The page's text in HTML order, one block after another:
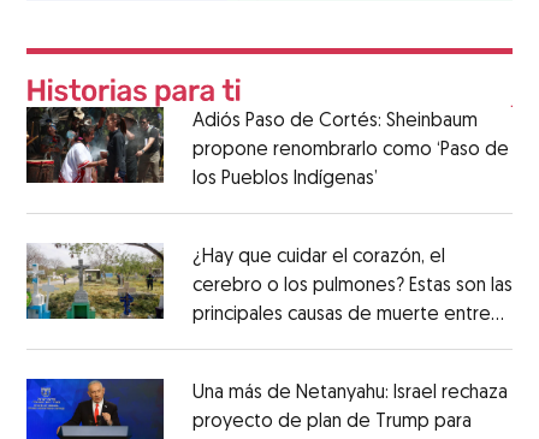
Adiós Paso de Cortés: Sheinbaum
propone renombrarlo como ‘Paso de
los Pueblos Indígenas’
¿Hay que cuidar el corazón, el
cerebro o los pulmones? Estas son las
principales causas de muerte entre
Una más de Netanyahu: Israel rechaza
proyecto de plan de Trump para